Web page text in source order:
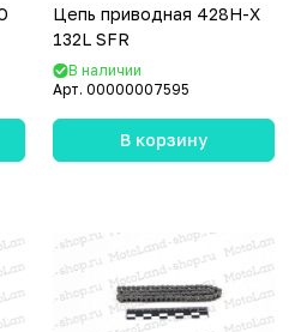
Цепь приводная 428H-X
132L SFR
В наличии
Арт. 00000007595
В корзину